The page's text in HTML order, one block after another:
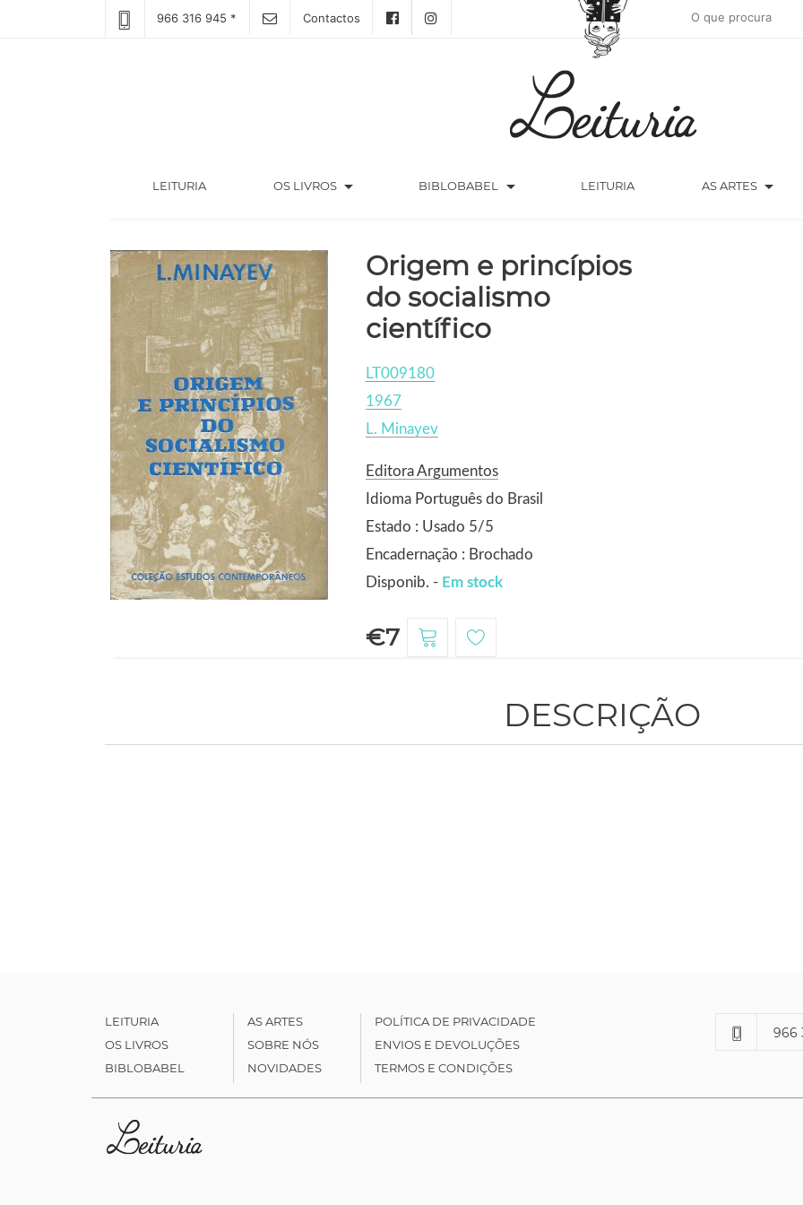
966 316 945 * Contactos
LEITURIA(CURRENT) OS LIVROS arrow_drop_down BIBLOBABEL arrow_drop_down LEITURIA AS ARTES arrow_drop_down
Origem e princípios
do socialismo
científico
LT009180
1967
L. Minayev
Editora Argumentos
Idioma Português do Brasil
Estado : Usado 5/5
Encadernação : Brochado
Disponib. - Em stock
€7
DESCRIÇÃO
LEITURIA
OS LIVROS
BIBLOBABEL
AS ARTES
SOBRE NÓS
NOVIDADES
POLÍTICA DE PRIVACIDADE
ENVIOS E DEVOLUÇÕES
TERMOS E CONDIÇÕES
966